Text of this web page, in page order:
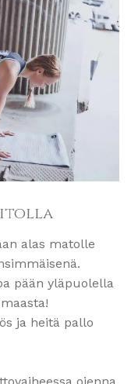
alas matolle
pään yläpuolella
ja heitä pallo
ojenna